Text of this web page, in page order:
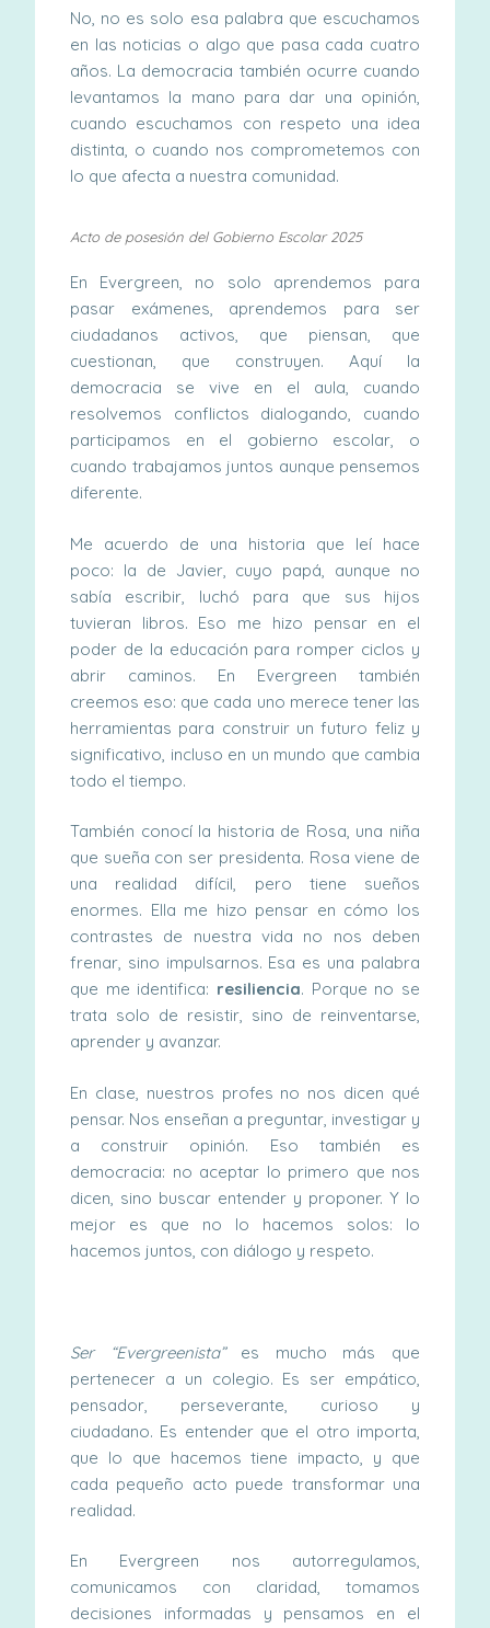
No, no es solo esa palabra que escuchamos
en las noticias o algo que pasa cada cuatro
años. La democracia también ocurre cuando
levantamos la mano para dar una opinión,
cuando escuchamos con respeto una idea
distinta, o cuando nos comprometemos con
lo que afecta a nuestra comunidad.
Acto de posesión del Gobierno Escolar 2025
En Evergreen, no solo aprendemos para
pasar exámenes, aprendemos para ser
ciudadanos activos, que piensan, que
cuestionan, que construyen. Aquí la
democracia se vive en el aula, cuando
resolvemos conflictos dialogando, cuando
participamos en el gobierno escolar, o
cuando trabajamos juntos aunque pensemos
diferente.
Me acuerdo de una historia que leí hace
poco: la de Javier, cuyo papá, aunque no
sabía escribir, luchó para que sus hijos
tuvieran libros. Eso me hizo pensar en el
poder de la educación para romper ciclos y
abrir caminos. En Evergreen también
creemos eso: que cada uno merece tener las
herramientas para construir un futuro feliz y
significativo, incluso en un mundo que cambia
todo el tiempo.
También conocí la historia de Rosa, una niña
que sueña con ser presidenta. Rosa viene de
una realidad difícil, pero tiene sueños
enormes. Ella me hizo pensar en cómo los
contrastes de nuestra vida no nos deben
frenar, sino impulsarnos. Esa es una palabra
que me identifica: resiliencia. Porque no se
trata solo de resistir, sino de reinventarse,
aprender y avanzar.
En clase, nuestros profes no nos dicen qué
pensar. Nos enseñan a preguntar, investigar y
a construir opinión. Eso también es
democracia: no aceptar lo primero que nos
dicen, sino buscar entender y proponer. Y lo
mejor es que no lo hacemos solos: lo
hacemos juntos, con diálogo y respeto.
Ser “Evergreenista”es mucho más que
pertenecer a un colegio. Es ser empático,
pensador, perseverante, curioso y
ciudadano. Es entender que el otro importa,
que lo que hacemos tiene impacto, y que
cada pequeño acto puede transformar una
realidad.
En Evergreen nos autorregulamos,
comunicamos con claridad, tomamos
decisiones informadas y pensamos en el